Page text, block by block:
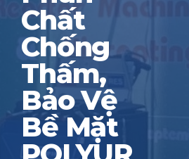
Chất
Chống
Thấm,
Bảo Vệ
Bề Mặt